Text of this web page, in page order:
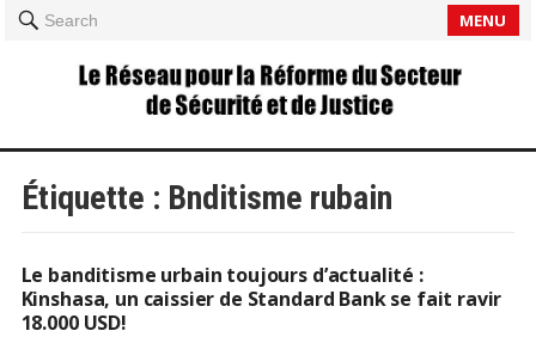
Search MENU
Étiquette : Bnditisme rubain
Le banditisme urbain toujours d’actualité :
Kinshasa, un caissier de Standard Bank se fait ravir
18.000 USD!